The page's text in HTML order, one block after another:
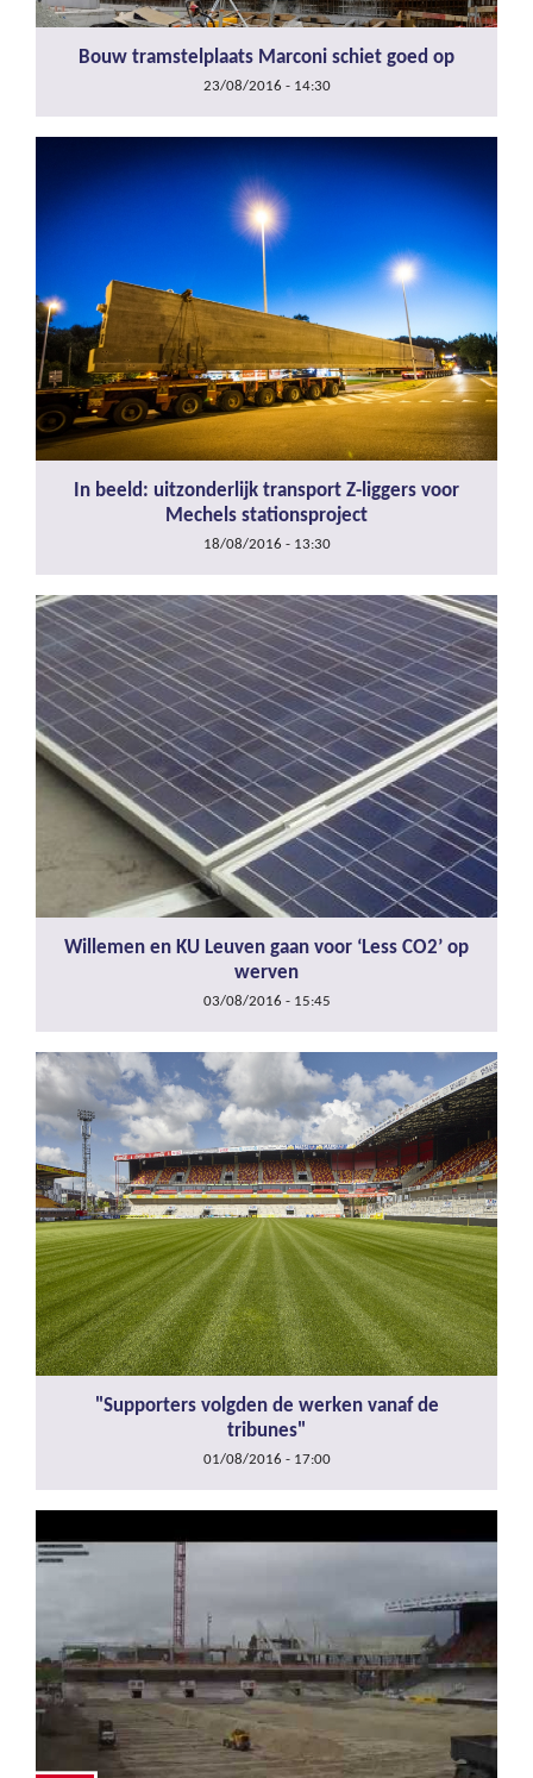
Bouw tramstelplaats Marconi schiet goed op
23/08/2016 - 14:30
In beeld: uitzonderlijk transport Z-liggers voor
Mechels stationsproject
18/08/2016 - 13:30
Willemen en KU Leuven gaan voor ‘Less CO2’ op
werven
03/08/2016 - 15:45
"Supporters volgden de werken vanaf de
tribunes"
01/08/2016 - 17:00